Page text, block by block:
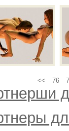
<< 76